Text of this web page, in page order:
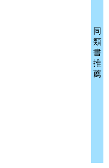
同
類
書
推
薦